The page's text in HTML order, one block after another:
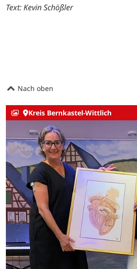
Text: Kevin Schößler
Nach oben
Kreis Bernkastel-Wittlich